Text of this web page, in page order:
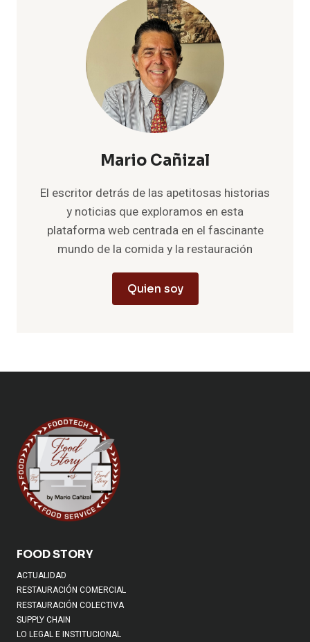
Mario Cañizal
El escritor detrás de las apetitosas historias
y noticias que exploramos en esta
plataforma web centrada en el fascinante
mundo de la comida y la restauración
Quien soy
FOOD STORY
ACTUALIDAD
RESTAURACIÓN COMERCIAL
RESTAURACIÓN COLECTIVA
SUPPLY CHAIN
LO LEGAL E INSTITUCIONAL